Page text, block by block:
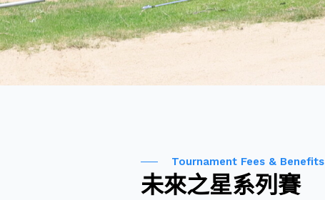
Tournament Fees & Benefits
未來之星系列賽